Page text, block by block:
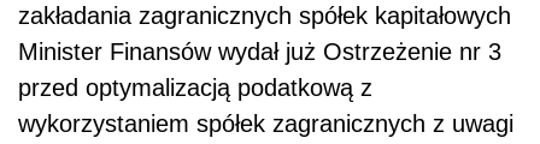
zakładania zagranicznych spółek kapitałowych
Minister Finansów wydał już Ostrzeżenie nr 3
przed optymalizacją podatkową z
wykorzystaniem spółek zagranicznych z uwagi